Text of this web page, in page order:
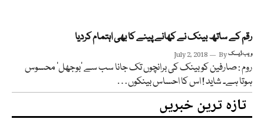
رقم کے ساتھ بینک نے کھانے پینے کا بھی اہتمام کردیا
July 2, 2018 Byویب ڈیسک
روم : صارفین کوبینک کی برانچوں تک جانا سب سے ’بوجھل‘ محسوس
ہوتا ہے۔ شاید ! اس کا احساس بینکوں…
تازہ ترین خبریں